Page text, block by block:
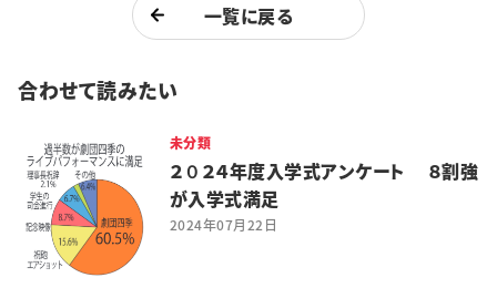
一覧に戻る
合わせて読みたい
未分類
２０２４年度入学式アンケート ８割強
が入学式満足
2024年07月22日